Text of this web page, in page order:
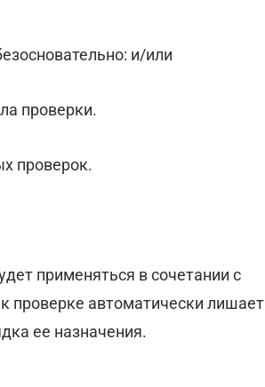
и/или
проверки.
проверок.
применяться в сочетании с
проверке автоматически лишает
ее назначения.